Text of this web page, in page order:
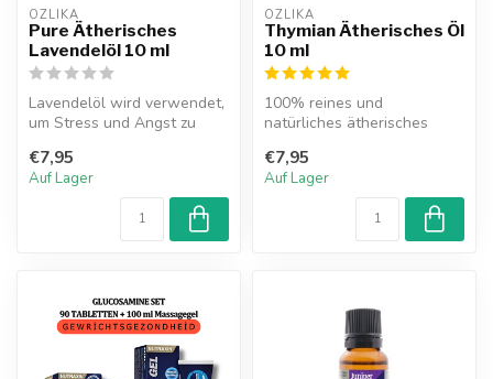
OZLIKA
Pure Ätherisches
Lavendelöl 10 ml
Lavendelöl wird verwendet,
um Stress und Angst zu
Spannungen...
€7,95
Auf Lager
OZLIKA
Thymian Ätherisches Öl
10 ml
100% reines und
natürliches ätherisches
enthält von Natu...
€7,95
Auf Lager